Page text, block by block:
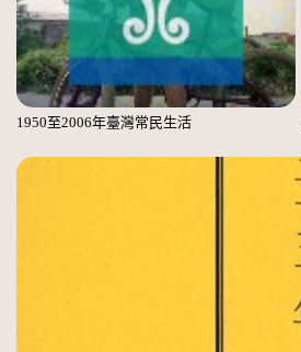
1950至2006年臺灣常民生活